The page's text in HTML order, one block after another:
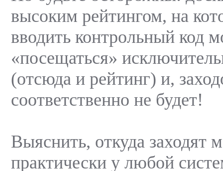
высоким рейтингом, на
вводить контрольный код
«посещаться»
(отсюда и рейтинг) и,
соответственно не будет!
Выяснить, откуда заходят
практически у любой